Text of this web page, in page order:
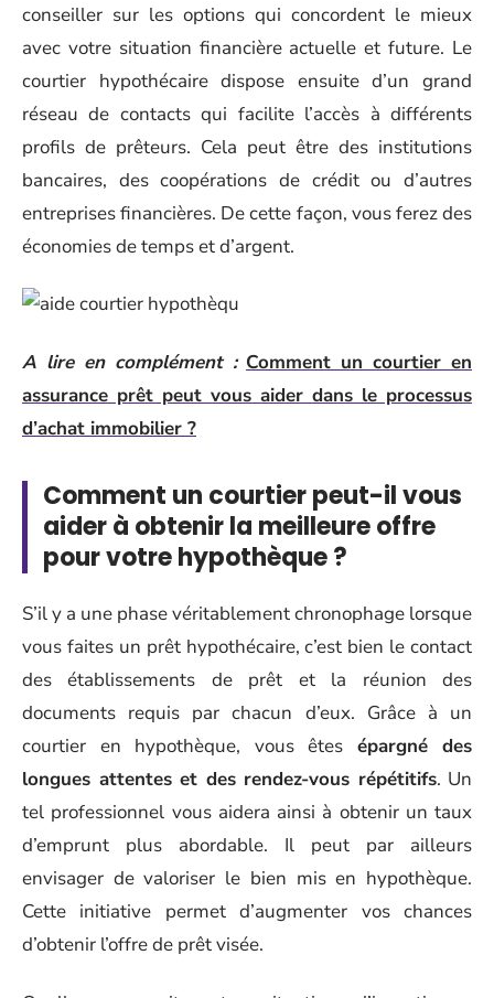
conseiller sur les options qui concordent le mieux
avec votre situation financière actuelle et future. Le
courtier hypothécaire dispose ensuite d’un grand
réseau de contacts qui facilite l’accès à différents
profils de prêteurs. Cela peut être des institutions
bancaires, des coopérations de crédit ou d’autres
entreprises financières. De cette façon, vous ferez des
économies de temps et d’argent.
A lire en complément : Comment un courtier en
assurance prêt peut vous aider dans le processus
d’achat immobilier ?
Comment un courtier peut-il vous
aider à obtenir la meilleure offre
pour votre hypothèque ?
S’il y a une phase véritablement chronophage lorsque
vous faites un prêt hypothécaire, c’est bien le contact
des établissements de prêt et la réunion des
documents requis par chacun d’eux. Grâce à un
courtier en hypothèque, vous êtes épargné des
longues attentes et des rendez-vous répétitifs. Un
tel professionnel vous aidera ainsi à obtenir un taux
d’emprunt plus abordable. Il peut par ailleurs
envisager de valoriser le bien mis en hypothèque.
Cette initiative permet d’augmenter vos chances
d’obtenir l’offre de prêt visée.